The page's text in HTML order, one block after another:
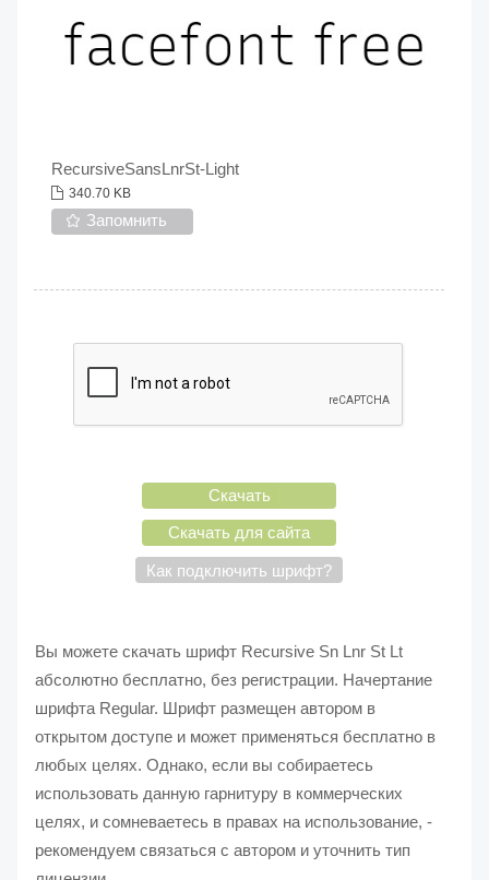
RecursiveSansLnrSt-Light
340.70 KB
Запомнить
Скачать
Скачать для сайта
Как подключить шрифт?
Вы можете скачать шрифт Recursive Sn Lnr St Lt
абсолютно бесплатно, без регистрации. Начертание
шрифта Regular. Шрифт размещен автором в
открытом доступе и может применяться бесплатно в
любых целях. Однако, если вы собираетесь
использовать данную гарнитуру в коммерческих
целях, и сомневаетесь в правах на использование, -
рекомендуем связаться с автором и уточнить тип